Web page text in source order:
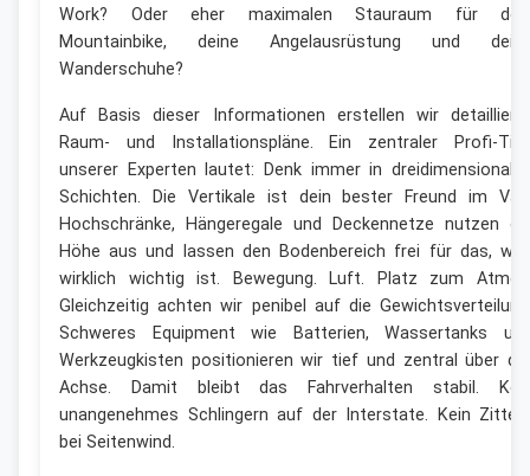
Work? Oder eher maximalen Stauraum für
Mountainbike, deine Angelausrüstung und
Wanderschuhe?
Auf Basis dieser Informationen erstellen wir
Raum- und Installationspläne. Ein zentraler Profi-
unserer Experten lautet: Denk immer in
Schichten. Die Vertikale ist dein bester Freund im
Hochschränke, Hängeregale und Deckennetze nutzen
Höhe aus und lassen den Bodenbereich frei für das,
wirklich wichtig ist. Bewegung. Luft. Platz zum
Gleichzeitig achten wir penibel auf die
Schweres Equipment wie Batterien, Wassertanks
Werkzeugkisten positionieren wir tief und zentral über
Achse. Damit bleibt das Fahrverhalten stabil.
unangenehmes Schlingern auf der Interstate. Kein
bei Seitenwind.